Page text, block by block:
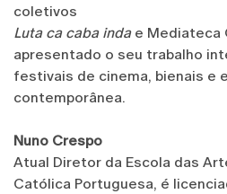
coletivos
Luta ca caba inda e Mediateca
apresentado o seu trabalho
festivais de cinema, bienais e
contemporânea.
Nuno Crespo
Atual Diretor da Escola das
Católica Portuguesa, é